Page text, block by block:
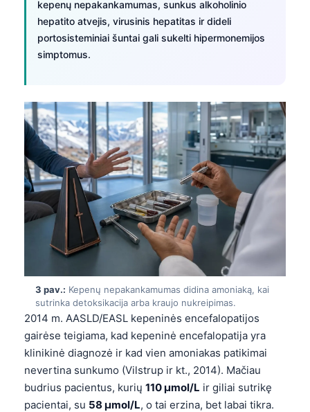
kepenų nepakankamumas, sunkus alkoholinio
hepatito atvejis, virusinis hepatitas ir dideli
portosisteminiai šuntai gali sukelti hipermonemijos
simptomus.
3 pav.: Kepenų nepakankamumas didina amoniaką, kai
sutrinka detoksikacija arba kraujo nukreipimas.
2014 m. AASLD/EASL kepeninės encefalopatijos
gairėse teigiama, kad kepeninė encefalopatija yra
klinikinė diagnozė ir kad vien amoniakas patikimai
nevertina sunkumo (Vilstrup ir kt., 2014). Mačiau
budrius pacientus, kurių 110 µmol/L ir giliai sutrikę
pacientai, su 58 µmol/L, o tai erzina, bet labai tikra.